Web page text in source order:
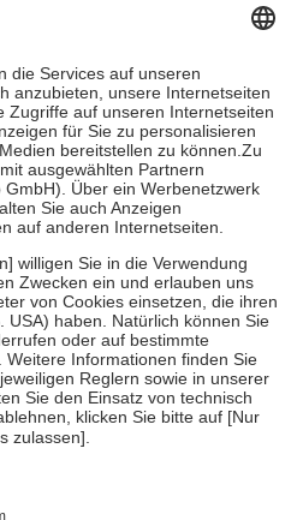
Zuzahlungen in Höhe von zehn
nie mehr als die tatsächlichen
auch für Online-Apotheken.
beträgt die
sowie zehn Euro je
für ihre eigene Gesundheit zu
der Familie zu unterstützen,
zum vollendeten 18. Lebensjahr
und Früherkennung, die von der
es sich um echte Bewertungen